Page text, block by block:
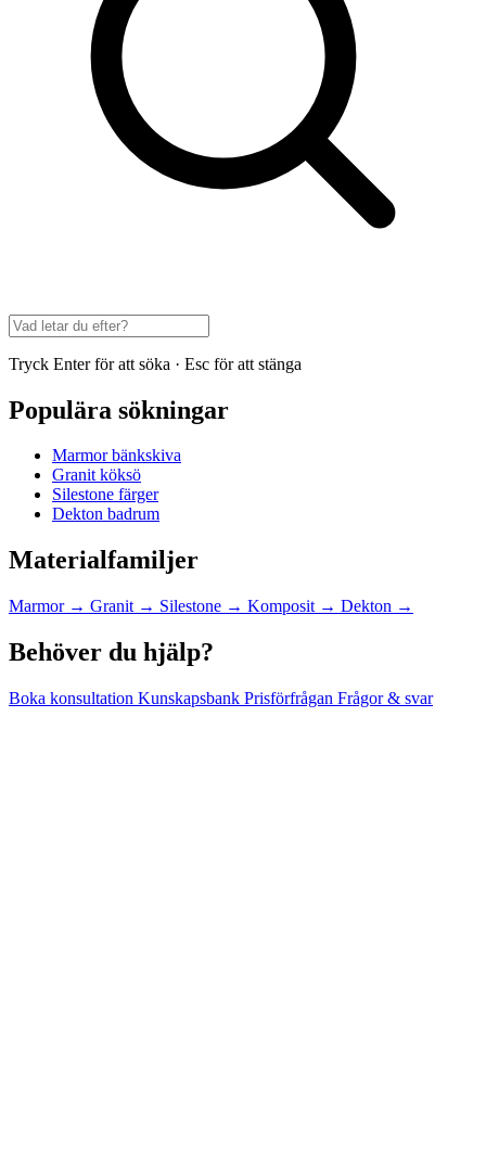
Tryck Enter för att söka · Esc för att stänga
Populära sökningar
Marmor bänkskiva
Granit köksö
Silestone färger
Dekton badrum
Materialfamiljer
Marmor → Granit → Silestone → Komposit → Dekton →
Behöver du hjälp?
Boka konsultation Kunskapsbank Prisförfrågan Frågor & svar